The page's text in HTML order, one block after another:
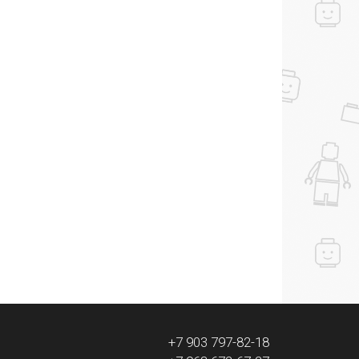
+7 903 797-82-18